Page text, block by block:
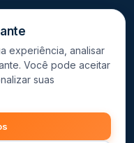
nossos parceiros.
experiência, analisar
Você pode aceitar
suas